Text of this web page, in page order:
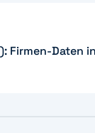
Daten